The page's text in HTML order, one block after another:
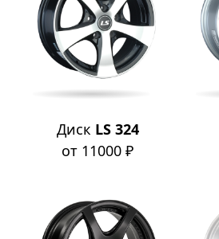
Диск LS 324
от 11000 ₽